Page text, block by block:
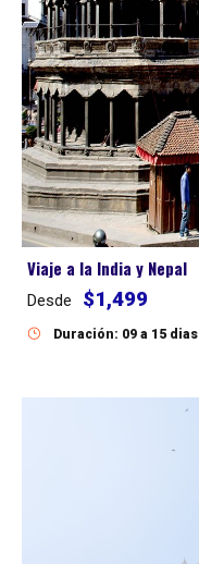
Viaje a la India y Nepal
Desde $1,499
Duración: 09 a 15 dias